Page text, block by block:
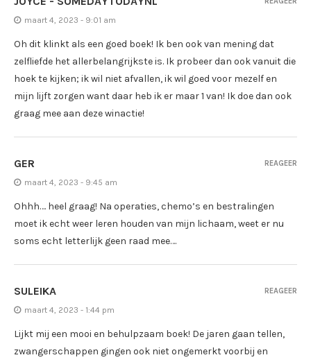
maart 4, 2023 - 9:01 am
Oh dit klinkt als een goed boek! Ik ben ook van mening dat
zelfliefde het allerbelangrijkste is. Ik probeer dan ook vanuit die
hoek te kijken; ik wil niet afvallen, ik wil goed voor mezelf en
mijn lijft zorgen want daar heb ik er maar 1 van! Ik doe dan ook
graag mee aan deze winactie!
GER
maart 4, 2023 - 9:45 am
Ohhh…. heel graag! Na operaties, chemo’s en bestralingen
moet ik echt weer leren houden van mijn lichaam, weet er nu
soms echt letterlijk geen raad mee….
REAGEER
SULEIKA
maart 4, 2023 - 1:44 pm
Lijkt mij een mooi en behulpzaam boek! De jaren gaan tellen,
zwangerschappen gingen ook niet ongemerkt voorbij en
REAGEER